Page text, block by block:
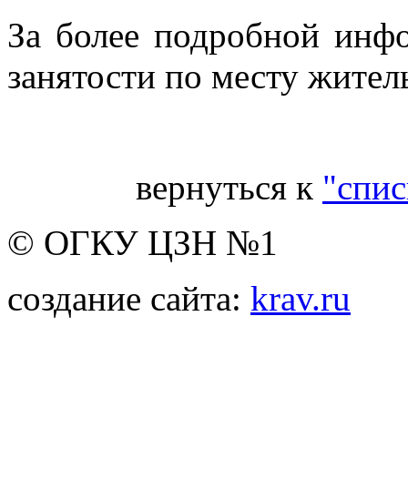
За более подробной
занятости по месту
вернуться к
© ОГКУ ЦЗН №1
создание сайта: krav.ru